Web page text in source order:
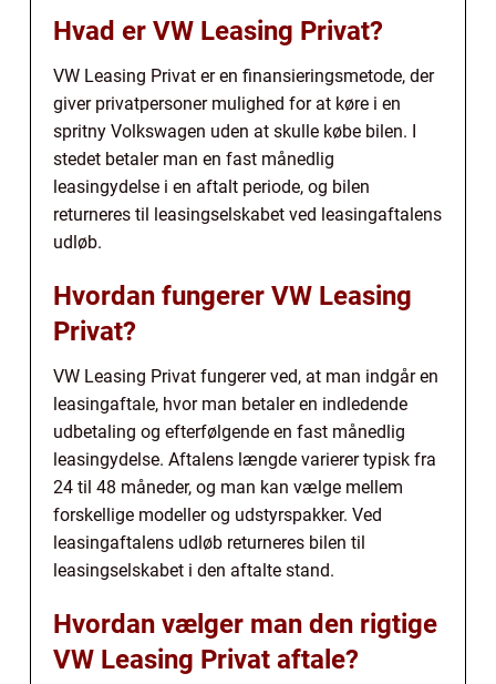
Hvad er VW Leasing Privat?
VW Leasing Privat er en finansieringsmetode, der
giver privatpersoner mulighed for at køre i en
spritny Volkswagen uden at skulle købe bilen. I
stedet betaler man en fast månedlig
leasingydelse i en aftalt periode, og bilen
returneres til leasingselskabet ved leasingaftalens
udløb.
Hvordan fungerer VW Leasing
Privat?
VW Leasing Privat fungerer ved, at man indgår en
leasingaftale, hvor man betaler en indledende
udbetaling og efterfølgende en fast månedlig
leasingydelse. Aftalens længde varierer typisk fra
24 til 48 måneder, og man kan vælge mellem
forskellige modeller og udstyrspakker. Ved
leasingaftalens udløb returneres bilen til
leasingselskabet i den aftalte stand.
Hvordan vælger man den rigtige
VW Leasing Privat aftale?